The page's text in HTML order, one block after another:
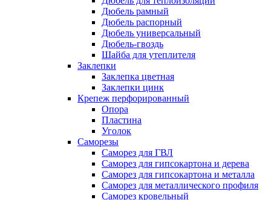
Дюбель рамный
Дюбель распорный
Дюбель универсальный
Дюбель-гвоздь
Шайба для утеплителя
Заклепки
Заклепка цветная
Заклепки цинк
Крепеж перфорированный
Опора
Пластина
Уголок
Саморезы
Саморез для ГВЛ
Саморез для гипсокартона и дерева
Саморез для гипсокартона и металла
Саморез для металлического профиля
Саморез кровельный